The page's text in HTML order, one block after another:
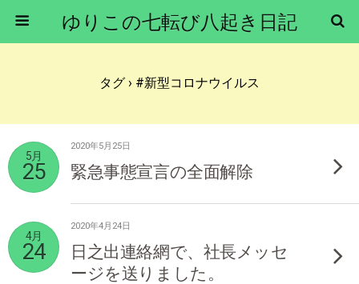
ゆりこの七転び八起き日記
タグ › #新型コロナウイルス
5月
25
2020年5月25日
緊急事態宣言の全面解除
4月
24
2020年4月24日
日之出連絡網で、社長メッセ
ージを送りました。